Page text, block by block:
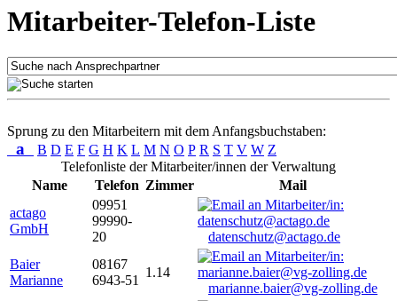
Mitarbeiter-Telefon-Liste
Sprung zu den Mitarbeitern mit dem Anfangsbuchstaben:
a B D E F G H K L M N O P R S T V W Z
Telefonliste der Mitarbeiter/innen der Verwaltung
Name
Telefon Zimmer
Mail
actago
GmbH
09951
99990-
20
datenschutz@actago.de
Baier
Marianne
08167
6943-51
1.14
marianne.baier@vg-zolling.de